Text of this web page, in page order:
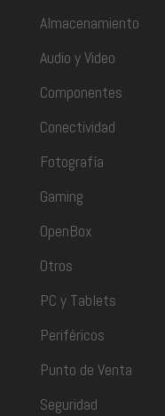
Almacenamiento
Audio y Video
Componentes
Conectividad
Fotografía
Gaming
OpenBox
Otros
PC y Tablets
Periféricos
Punto de Venta
Seguridad